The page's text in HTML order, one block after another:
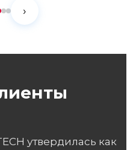
›
утвердилась как